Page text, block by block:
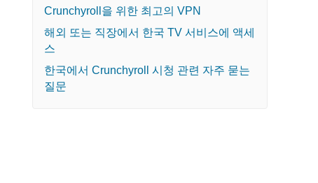
Crunchyroll을 위한 최고의 VPN
해외 또는 직장에서 한국 TV 서비스에 액세
스
한국에서 Crunchyroll 시청 관련 자주 묻는
질문